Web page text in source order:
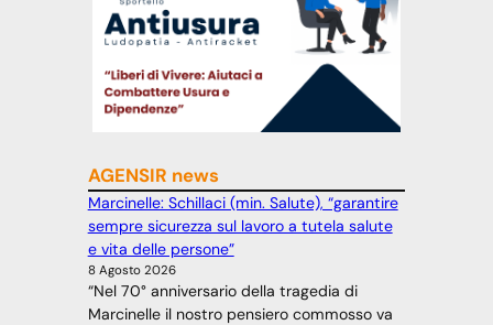
AGENSIR news
Marcinelle: Schillaci (min. Salute), “garantire
sempre sicurezza sul lavoro a tutela salute
e vita delle persone”
8 Agosto 2026
“Nel 70° anniversario della tragedia di
Marcinelle il nostro pensiero commosso va